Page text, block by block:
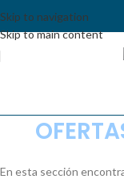
Skip to navigation
Skip to main content
En esta sección